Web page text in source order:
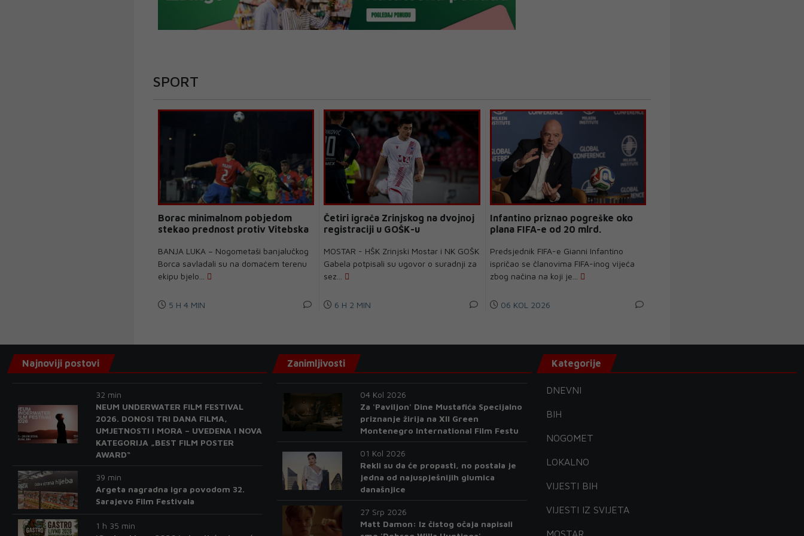
SPORT
Borac minimalnom pobjedom
stekao prednost protiv Vitebska
BANJA LUKA – Nogometaši banjalučkog
Borca savladali su na domaćem terenu
ekipu bjelo...
5 H 4 MIN
Četiri igrača Zrinjskog na dvojnoj
registraciji u GOŠK-u
MOSTAR - HŠK Zrinjski Mostar i NK GOŠK
Gabela potpisali su ugovor o suradnji za
sez...
6 H 2 MIN
Infantino priznao pogreške oko
plana FIFA-e od 20 mlrd.
Predsjednik FIFA-e Gianni Infantino
ispričao se članovima FIFA-inog vijeća
zbog načina na koji je...
06 KOL 2026
Najnoviji postovi
32 min
NEUM UNDERWATER FILM FESTIVAL
2026. DONOSI TRI DANA FILMA,
UMJETNOSTI I MORA – UVEDENA I NOVA
KATEGORIJA „BEST FILM POSTER
AWARD“
39 min
Argeta nagradna igra povodom 32.
Sarajevo Film Festivala
1 h 35 min
Zanimljivosti
04 Kol 2026
Za 'Paviljon' Dine Mustafića Specijalno
priznanje žirija na XII Green
Montenegro International Film Festu
01 Kol 2026
Rekli su da će propasti, no postala je
jedna od najuspješnijih glumica
današnjice
27 Srp 2026
Matt Damon: Iz čistog očaja napisali
Kategorije
DNEVNI
BIH
NOGOMET
LOKALNO
VIJESTI BIH
VIJESTI IZ SVIJETA
MOSTAR